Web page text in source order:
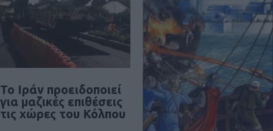
Το Ιράν προειδοποιεί
για μαζικές επιθέσεις
τις χώρες του Κόλπου